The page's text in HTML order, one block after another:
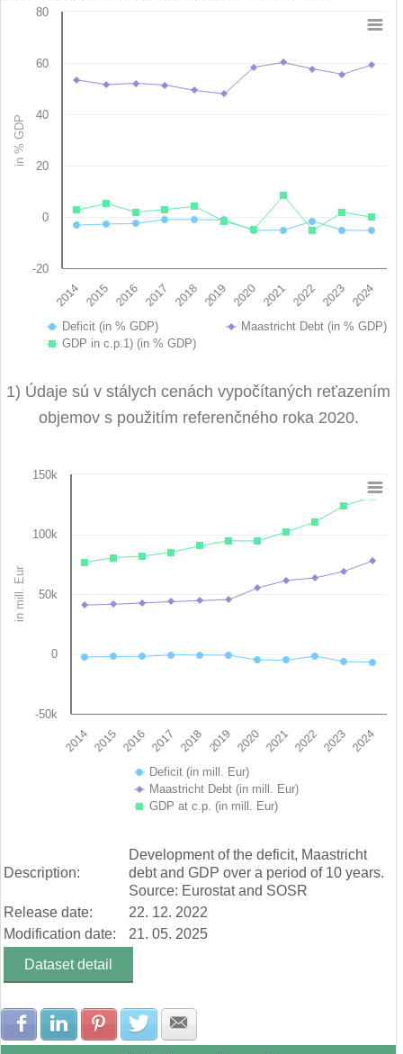
Line chart with 3 lines.
View as data table, Chart
The chart has 1 X axis displaying categories.
The chart has 1 Y axis displaying in % GDP. Data ranges from
in % GDP
Deficit (in % GDP)
Maastricht Debt (in % GDP)
GDP in c.p.1) (in % GDP)
2014 2015 2016 2017 2018 2019 2020 2021 2022 2023 2024
-20
0
20
40
60
80
1) Údaje sú v stálych cenách vypočítaných reťazením
objemov s použitím referenčného roka 2020.
Line chart with 3 lines.
View as data table, Chart
The chart has 1 X axis displaying categories.
The chart has 1 Y axis displaying in mill. Eur. Data ranges
in mill. Eur
Deficit (in mill. Eur)
Maastricht Debt (in mill. Eur)
GDP at c.p. (in mill. Eur)
2014 2015 2016 2017 2018 2019 2020 2021 2022 2023 2024
-50k
0
50k
100k
150k
Description:
Development of the deficit, Maastricht
debt and GDP over a period of 10 years.
Source: Eurostat and SOSR
Release date:
22. 12. 2022
Modification date:
21. 05. 2025
Dataset detail
Share with Facebook
Share with LinkedIn
Share with Pinterest
Share with Twitter